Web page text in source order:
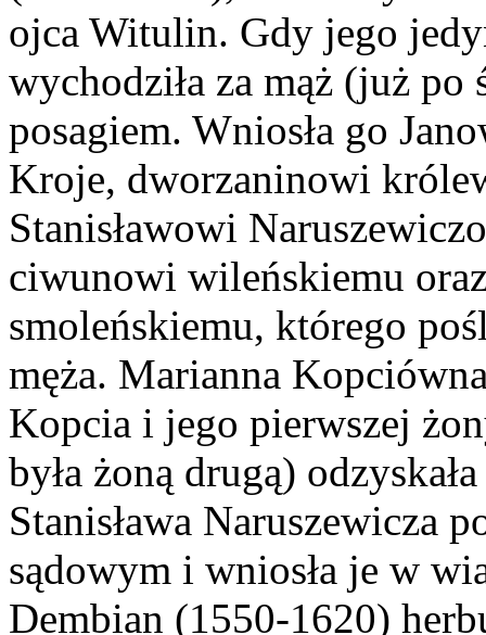
ojca Witulin. Gdy jego
wychodziła za mąż (już
posagiem. Wniosła go
Kroje, dworzaninowi
Stanisławowi
ciwunowi wileńskiemu
smoleńskiemu, którego
męża. Marianna
Kopcia i jego pierwszej
była żoną drugą)
Stanisława Naruszewicza
sądowym i wniosła je w
Dembian (1550-1620)